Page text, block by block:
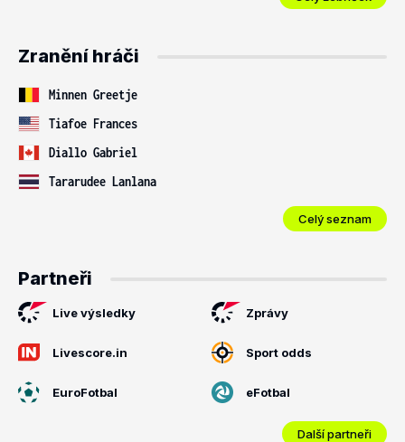
Zranění hráči
Minnen Greetje
Tiafoe Frances
Diallo Gabriel
Tararudee Lanlana
Celý seznam
Partneři
Live výsledky Zprávy
Livescore.in Sport odds
EuroFotbal eFotbal
Další partneři